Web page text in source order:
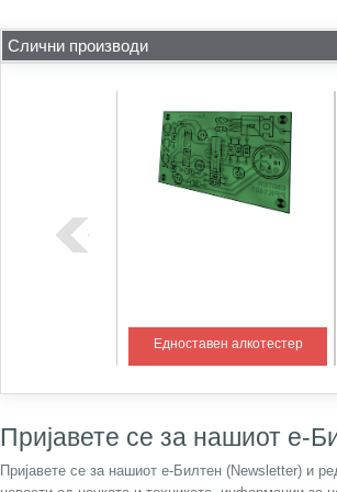
Слични производи
Едноставен алкотестер
Пријавете се за нашиот е-
Пријавете се за нашиот е-Билтен (Newsletter) и